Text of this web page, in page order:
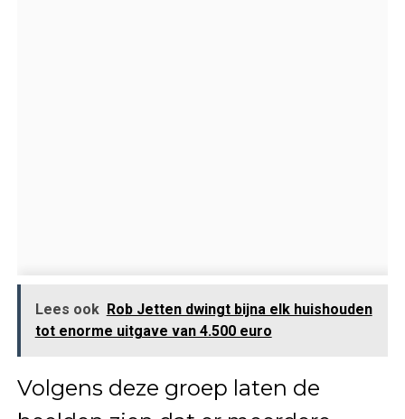
Lees ook Rob Jetten dwingt bijna elk huishouden
tot enorme uitgave van 4.500 euro
Volgens deze groep laten de